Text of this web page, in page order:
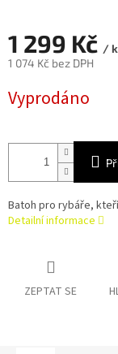
1 299 Kč /
1 074 Kč bez DPH
cena:
Vyprodáno
Batoh pro rybáře,
Detailní informace
ZEPTAT SE